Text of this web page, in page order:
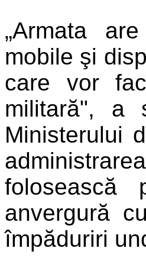
„Armata
mobile şi
care vor
militară", a
Ministerului
anvergură
împăduriri